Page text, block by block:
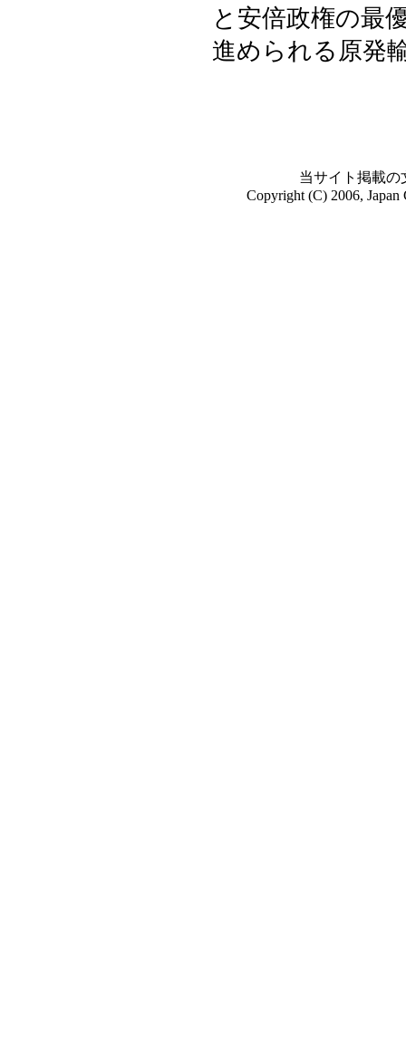
と安倍政権の最
進められる原発
当サイト掲載の
Copyright (C) 2006, Japan